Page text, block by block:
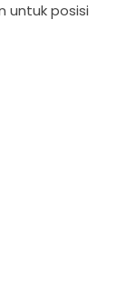
untuk posisi